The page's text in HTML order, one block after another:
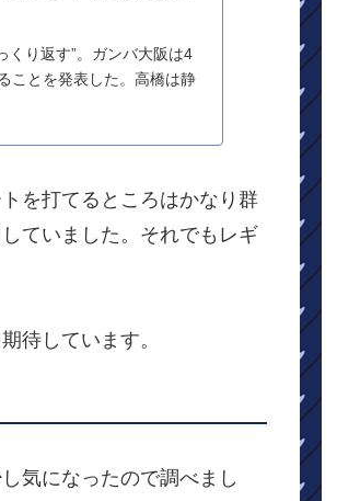
くり返す”。ガンバ大阪は4
ことを発表した。高橋は静
を打てるところはかなり群
ていました。それでもレギ
待しています。
気になったので調べまし